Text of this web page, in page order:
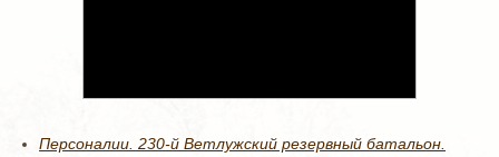
Персоналии. 230-й Ветлужский резервный батальон.